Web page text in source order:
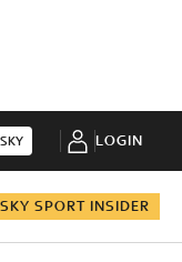
LOGIN
SKY SPORT INSIDER